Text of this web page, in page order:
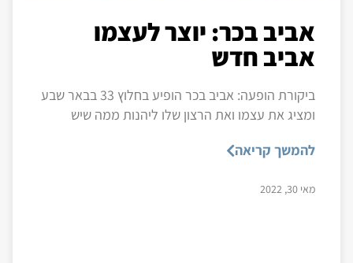
אביב בכר: יוצר לעצמו
אביב חדש
ביקורת הופעה: אביב בכר הופיע בחלוץ 33 בבאר שבע
ומציג את עצמו ואת הרצון שלו ליהנות ממה שיש
להמשך קריאה
מאי 30, 2022